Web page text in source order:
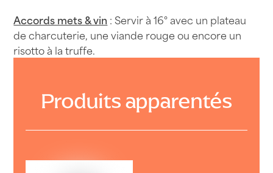
Accords mets & vin : Servir à 16° avec un plateau
de charcuterie, une viande rouge ou encore un
risotto à la truffe.
Produits apparentés